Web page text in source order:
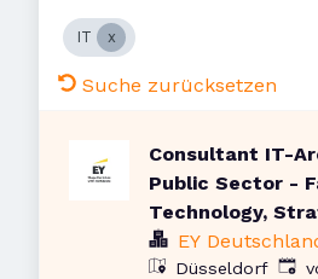
IT
Suche zurücksetzen
Consultant IT-
Public Sector -
Technology,
Transformation
EY
Düsseldorf